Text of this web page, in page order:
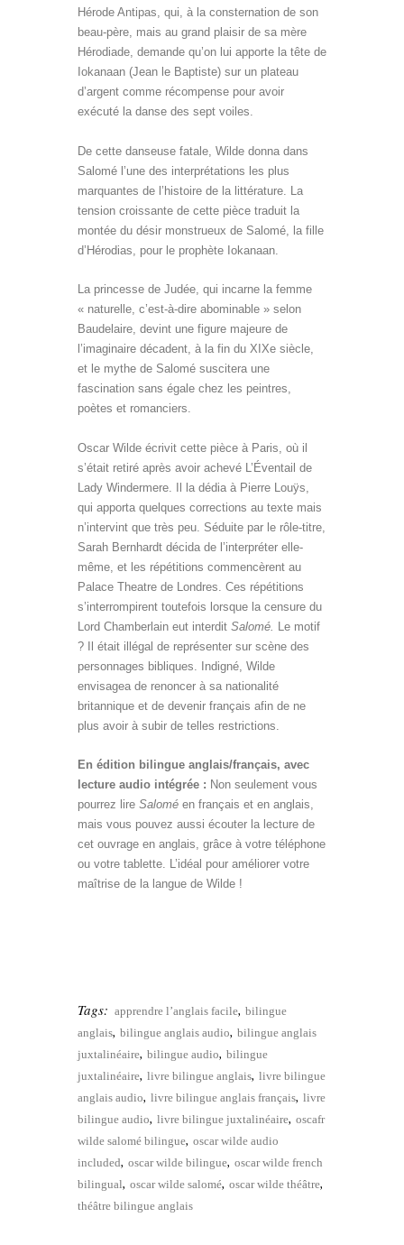
Hérode Antipas, qui, à la consternation de son
beau-père, mais au grand plaisir de sa mère
Hérodiade, demande qu’on lui apporte la tête de
Iokanaan (Jean le Baptiste) sur un plateau
d’argent comme récompense pour avoir
exécuté la danse des sept voiles.
De cette danseuse fatale, Wilde donna dans
Salomé l’une des interprétations les plus
marquantes de l’histoire de la littérature. La
tension croissante de cette pièce traduit la
montée du désir monstrueux de Salomé, la fille
d’Hérodias, pour le prophète Iokanaan.
La princesse de Judée, qui incarne la femme
« naturelle, c’est-à-dire abominable » selon
Baudelaire, devint une figure majeure de
l’imaginaire décadent, à la fin du XIXe siècle,
et le mythe de Salomé suscitera une
fascination sans égale chez les peintres,
poètes et romanciers.
Oscar Wilde écrivit cette pièce à Paris, où il
s’était retiré après avoir achevé L’Éventail de
Lady Windermere. Il la dédia à Pierre Louÿs,
qui apporta quelques corrections au texte mais
n’intervint que très peu. Séduite par le rôle-titre,
Sarah Bernhardt décida de l’interpréter elle-
même, et les répétitions commencèrent au
Palace Theatre de Londres. Ces répétitions
s’interrompirent toutefois lorsque la censure du
Lord Chamberlain eut interdit Salomé. Le motif
? Il était illégal de représenter sur scène des
personnages bibliques. Indigné, Wilde
envisagea de renoncer à sa nationalité
britannique et de devenir français afin de ne
plus avoir à subir de telles restrictions.
En édition bilingue anglais/français, avec
lecture audio intégrée : Non seulement vous
pourrez lire Salomé en français et en anglais,
mais vous pouvez aussi écouter la lecture de
cet ouvrage en anglais, grâce à votre téléphone
ou votre tablette. L’idéal pour améliorer votre
maîtrise de la langue de Wilde !
Tags: apprendre l’anglais facile, bilingue
anglais, bilingue anglais audio, bilingue anglais
juxtalinéaire, bilingue audio, bilingue
juxtalinéaire, livre bilingue anglais, livre bilingue
anglais audio, livre bilingue anglais français, livre
bilingue audio, livre bilingue juxtalinéaire, oscafr
wilde salomé bilingue, oscar wilde audio
included, oscar wilde bilingue, oscar wilde french
bilingual, oscar wilde salomé, oscar wilde théâtre,
théâtre bilingue anglais